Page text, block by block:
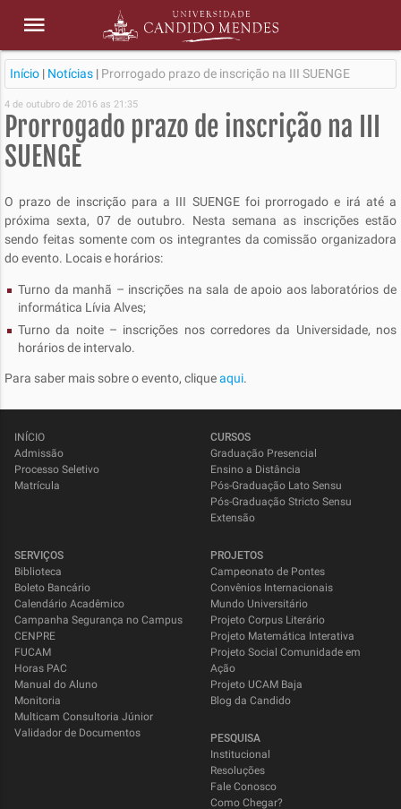
Início | Notícias | Prorrogado prazo de inscrição na III SUENGE
4 de outubro de 2016 as 21:35
Prorrogado prazo de inscrição na III
SUENGE
O prazo de inscrição para a III SUENGE foi prorrogado e irá até a
próxima sexta, 07 de outubro. Nesta semana as inscrições estão
sendo feitas somente com os integrantes da comissão organizadora
do evento. Locais e horários:
Turno da manhã – inscrições na sala de apoio aos laboratórios de
informática Lívia Alves;
Turno da noite – inscrições nos corredores da Universidade, nos
horários de intervalo.
Para saber mais sobre o evento, cliqueaqui.
INÍCIO
Admissão
Processo Seletivo
Matrícula
CURSOS
Graduação Presencial
Ensino a Distância
Pós-Graduação Lato Sensu
Pós-Graduação Stricto Sensu
Extensão
SERVIÇOS
Biblioteca
Boleto Bancário
Calendário Acadêmico
Campanha Segurança no Campus
CENPRE
FUCAM
Horas PAC
Manual do Aluno
Monitoria
Multicam Consultoria Júnior
Validador de Documentos
PROJETOS
Campeonato de Pontes
Convênios Internacionais
Mundo Universitário
Projeto Corpus Literário
Projeto Matemática Interativa
Projeto Social Comunidade em
Ação
Projeto UCAM Baja
Blog da Candido
PESQUISA
Institucional
Resoluções
Fale Conosco
Como Chegar?